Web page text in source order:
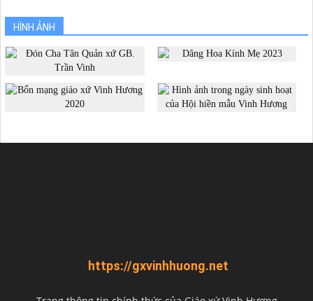
HÌNH ẢNH
https://gxvinhhuong.net